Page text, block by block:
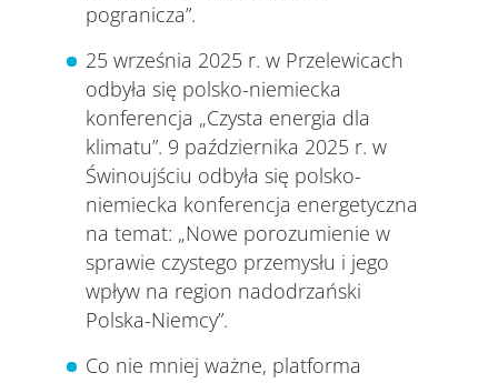
pogranicza”.
25 września 2025 r. w Przelewicach
odbyła się polsko-niemiecka
konferencja „Czysta energia dla
klimatu”. 9 października 2025 r. w
Świnoujściu odbyła się polsko-
niemiecka konferencja energetyczna
na temat: „Nowe porozumienie w
sprawie czystego przemysłu i jego
wpływ na region nadodrzański
Polska-Niemcy”.
Co nie mniej ważne, platforma